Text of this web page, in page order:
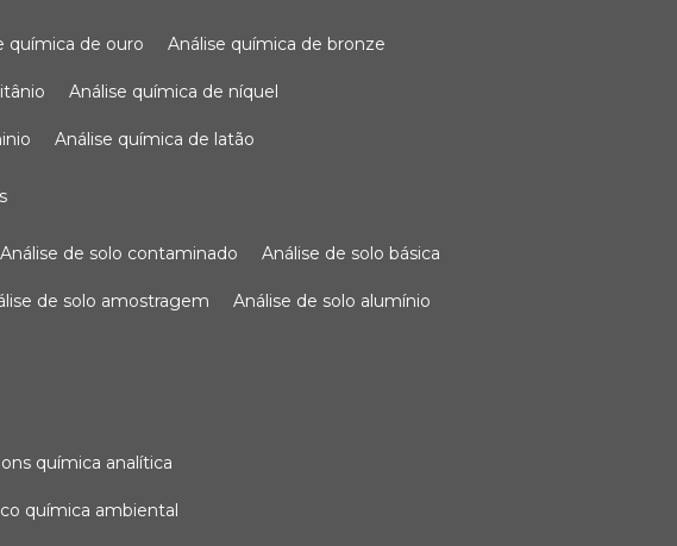
química de ouro análise química de bronze
análise química de níquel
análise química de latão
análise de solo contaminado análise de solo básica
de solo amostragem análise de solo alumínio
química analítica
química ambiental